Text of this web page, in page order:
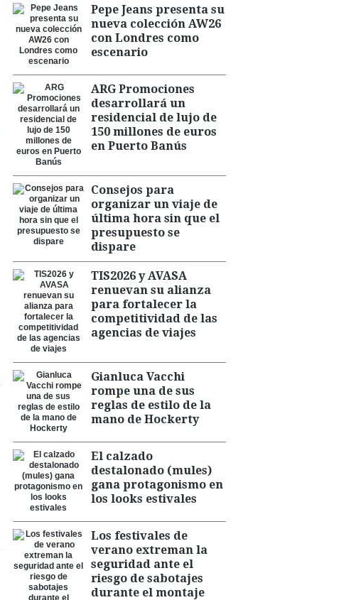
Pepe Jeans presenta su
nueva colección AW26
con Londres como
escenario
ARG Promociones
desarrollará un
residencial de lujo de
150 millones de euros
en Puerto Banús
Consejos para
organizar un viaje de
última hora sin que el
presupuesto se
dispare
TIS2026 y AVASA
renuevan su alianza
para fortalecer la
competitividad de las
agencias de viajes
Gianluca Vacchi
rompe una de sus
reglas de estilo de la
mano de Hockerty
El calzado
destalonado (mules)
gana protagonismo en
los looks estivales
Los festivales de
verano extreman la
seguridad ante el
riesgo de sabotajes
durante el montaje